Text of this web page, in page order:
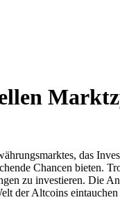
das
Chancen bieten.
zu investieren. Die
der Altcoins